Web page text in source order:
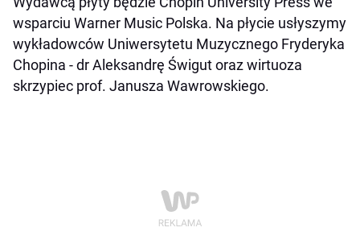
wsparciu Warner Music Polska. Na płycie usłyszymy
wykładowców Uniwersytetu Muzycznego Fryderyka
Chopina - dr Aleksandrę Świgut oraz wirtuoza
skrzypiec prof. Janusza Wawrowskiego.